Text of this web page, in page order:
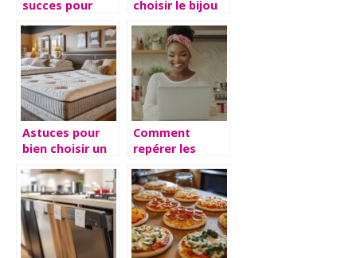
succes pour
economies sur
vos courses en
ligne
choisir le bijou
idéal sur une
boutique en
ligne ?
Astuces pour
bien choisir un
à vos besoins
Comment
repérer les
offres beauté
en faisant ses
courses en ligne
?